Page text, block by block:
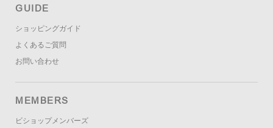
GUIDE
ショッピングガイド
よくあるご質問
お問い合わせ
MEMBERS
ビショップメンバーズ